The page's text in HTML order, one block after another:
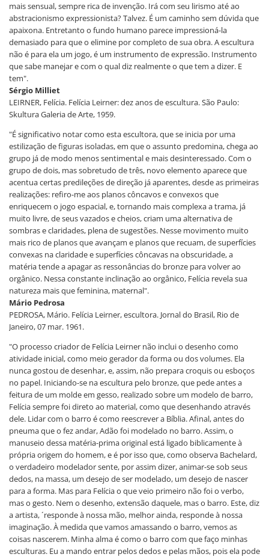
mais sensual, sempre rica de invenção. Irá com seu lirismo até ao
abstracionismo expressionista? Talvez. É um caminho sem dúvida que
apaixona. Entretanto o fundo humano parece impressioná-la
demasiado para que o elimine por completo de sua obra. A escultura
não é para ela um jogo, é um instrumento de expressão. Instrumento
que sabe manejar e com o qual diz realmente o que tem a dizer. E
tem".
Sérgio Milliet
LEIRNER, Felícia. Felícia Leirner: dez anos de escultura. São Paulo:
Skultura Galeria de Arte, 1959.
"É significativo notar como esta escultora, que se inicia por uma
estilização de figuras isoladas, em que o assunto predomina, chega ao
grupo já de modo menos sentimental e mais desinteressado. Com o
grupo de dois, mas sobretudo de três, novo elemento aparece que
acentua certas predileções de direção já aparentes, desde as primeiras
realizações: refiro-me aos planos côncavos e convexos que
enriquecem o jogo espacial, e, tornando mais complexa a trama, já
muito livre, de seus vazados e cheios, criam uma alternativa de
sombras e claridades, plena de sugestões. Nesse movimento muito
mais rico de planos que avançam e planos que recuam, de superfícies
convexas na claridade e superfícies côncavas na obscuridade, a
matéria tende a apagar as ressonâncias do bronze para volver ao
orgânico. Nessa constante inclinação ao orgânico, Felícia revela sua
natureza mais que feminina, maternal".
Mário Pedrosa
PEDROSA, Mário. Felícia Leirner, escultora. Jornal do Brasil, Rio de
Janeiro, 07 mar. 1961.
"O processo criador de Felícia Leirner não inclui o desenho como
atividade inicial, como meio gerador da forma ou dos volumes. Ela
nunca gostou de desenhar, e, assim, não prepara croquis ou esboços
no papel. Iniciando-se na escultura pelo bronze, que pede antes a
feitura de um molde em gesso, realizado sobre um modelo de barro,
Felícia sempre foi direto ao material, como que desenhando através
dele. Lidar com o barro é como reescrever a Bíblia. Afinal, antes do
pneuma que o fez andar, Adão foi modelado no barro. Assim, o
manuseio dessa matéria-prima original está ligado biblicamente à
própria origem do homem, e é por isso que, como observa Bachelard,
o verdadeiro modelador sente, por assim dizer, animar-se sob seus
dedos, na massa, um desejo de ser modelado, um desejo de nascer
para a forma. Mas para Felícia o que veio primeiro não foi o verbo,
mas o gesto. Nem o desenho, extensão daquele, mas o barro. Este, diz
a artista, ´responde à nossa mão, melhor ainda, responde à nossa
imaginação. À medida que vamos amassando o barro, vemos as
coisas nascerem. Minha alma é como o barro com que faço minhas
esculturas. Eu a mando entrar pelos dedos e pelas mãos, pois ela pode